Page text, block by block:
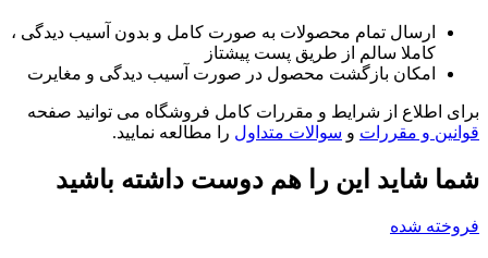
ارسال تمام محصولات به صورت کامل و بدون آسیب دیدگی ،
کاملا سالم از طریق پست پیشتاز
امکان بازگشت محصول در صورت آسیب دیدگی و مغایرت
برای اطلاع از شرایط و مقررات کامل فروشگاه می توانید صفحه
قوانین و مقررات و سوالات متداول را مطالعه نمایید.
شما شاید این را هم دوست داشته باشید
فروخته شده